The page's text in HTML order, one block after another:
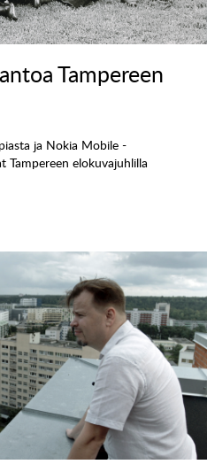
Tampereen
ja Nokia Mobile -
Tampereen elokuvajuhlilla